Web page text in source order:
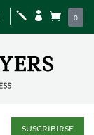
j   0
SUSCRIBIRSE